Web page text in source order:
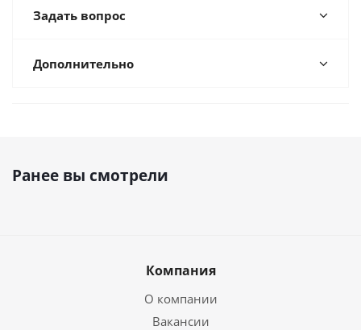
Задать вопрос
Дополнительно
Ранее вы смотрели
Компания
О компании
Вакансии